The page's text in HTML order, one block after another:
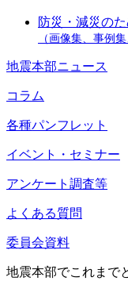
防災・減災の
（画像集、事例集
地震本部ニュース
コラム
各種パンフレット
イベント・セミナー
アンケート調査等
よくある質問
委員会資料
地震本部でこれまで